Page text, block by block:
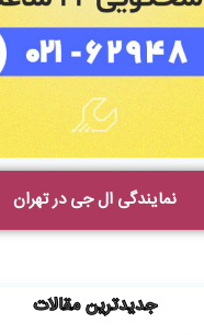
نمایندگی ال جی در تهران
جدیدترین مقالات